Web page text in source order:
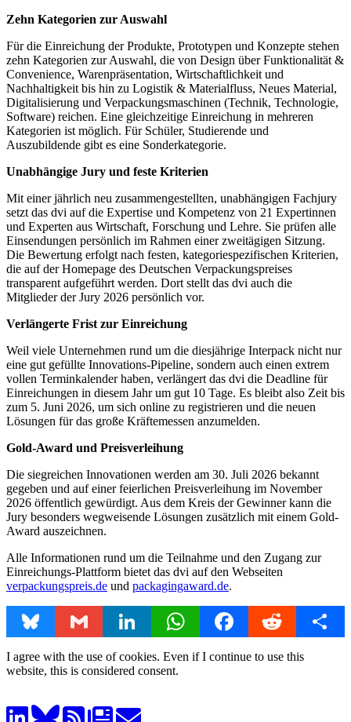
Zehn Kategorien zur Auswahl
Für die Einreichung der Produkte, Prototypen und Konzepte stehen
zehn Kategorien zur Auswahl, die von Design über Funktionalität &
Convenience, Warenpräsentation, Wirtschaftlichkeit und
Nachhaltigkeit bis hin zu Logistik & Materialfluss, Neues Material,
Digitalisierung und Verpackungsmaschinen (Technik, Technologie,
Software) reichen. Eine gleichzeitige Einreichung in mehreren
Kategorien ist möglich. Für Schüler, Studierende und
Auszubildende gibt es eine Sonderkategorie.
Unabhängige Jury und feste Kriterien
Mit einer jährlich neu zusammengestellten, unabhängigen Fachjury
setzt das dvi auf die Expertise und Kompetenz von 21 Expertinnen
und Experten aus Wirtschaft, Forschung und Lehre. Sie prüfen alle
Einsendungen persönlich im Rahmen einer zweitägigen Sitzung.
Die Bewertung erfolgt nach festen, kategoriespezifischen Kriterien,
die auf der Homepage des Deutschen Verpackungspreises
transparent aufgeführt werden. Dort stellt das dvi auch die
Mitglieder der Jury 2026 persönlich vor.
Verlängerte Frist zur Einreichung
Weil viele Unternehmen rund um die diesjährige Interpack nicht nur
eine gut gefüllte Innovations-Pipeline, sondern auch einen extrem
vollen Terminkalender haben, verlängert das dvi die Deadline für
Einreichungen in diesem Jahr um gut 10 Tage. Es bleibt also Zeit bis
zum 5. Juni 2026, um sich online zu registrieren und die neuen
Lösungen für das große Kräftemessen anzumelden.
Gold-Award und Preisverleihung
Die siegreichen Innovationen werden am 30. Juli 2026 bekannt
gegeben und auf einer feierlichen Preisverleihung im November
2026 öffentlich gewürdigt. Aus dem Kreis der Gewinner kann die
Jury besonders wegweisende Lösungen zusätzlich mit einem Gold-
Award auszeichnen.
Alle Informationen rund um die Teilnahme und den Zugang zur
Einreichungs-Plattform bietet das dvi auf den Webseiten
verpackungspreis.de und packagingaward.de.
Bluesky Gmail LinkedIn WhatsAppFacebookReddit Share
I agree with the use of cookies. Even if I continue to use this
website, this is considered consent.